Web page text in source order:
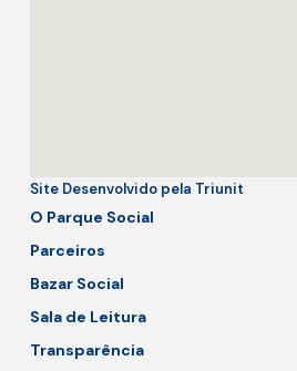
Site Desenvolvido pela Triunit
O Parque Social
Parceiros
Bazar Social
Sala de Leitura
Transparência